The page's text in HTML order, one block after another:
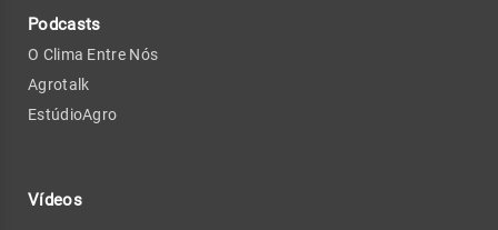
Podcasts
O Clima Entre Nós
Agrotalk
EstúdioAgro
Vídeos